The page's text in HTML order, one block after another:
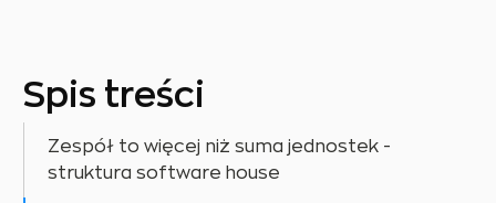
Spis treści
Zespół to więcej niż suma jednostek -
struktura software house